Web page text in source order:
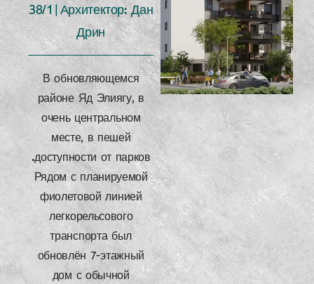
38/1 | Архитектор: Дан
Дрин
В обновляющемся
районе Яд Элиягу, в
очень центральном
месте, в пешей
доступности от парков.
Рядом с планируемой
фиолетовой линией
легкорельсового
транспорта был
обновлён 7-этажный
дом с обычной